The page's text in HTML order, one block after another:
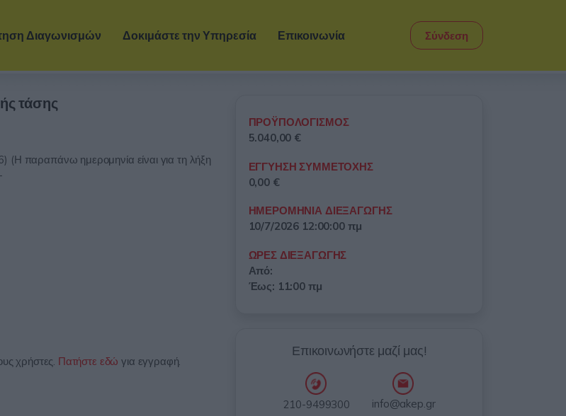
Διαγωνισμών Δοκιμάστε την Υπηρεσία Επικοινωνία Σύνδεση
τάσης
παραπάνω ημερομηνία είναι για τη λήξη
χρήστες. Πατήστε εδώ για εγγραφή.
ΠΡΟΫΠΟΛΟΓΙΣΜΟΣ
5.040,00 €
ΕΓΓΥΗΣΗ ΣΥΜΜΕΤΟΧΗΣ
0,00 €
ΗΜΕΡΟΜΗΝΙΑ ΔΙΕΞΑΓΩΓΗΣ
10/7/2026 12:00:00 πμ
ΩΡΕΣ ΔΙΕΞΑΓΩΓΗΣ
Από:
Έως: 11:00 πμ
Επικοινωνήστε μαζί μας!
210-9499300 info@akep.gr